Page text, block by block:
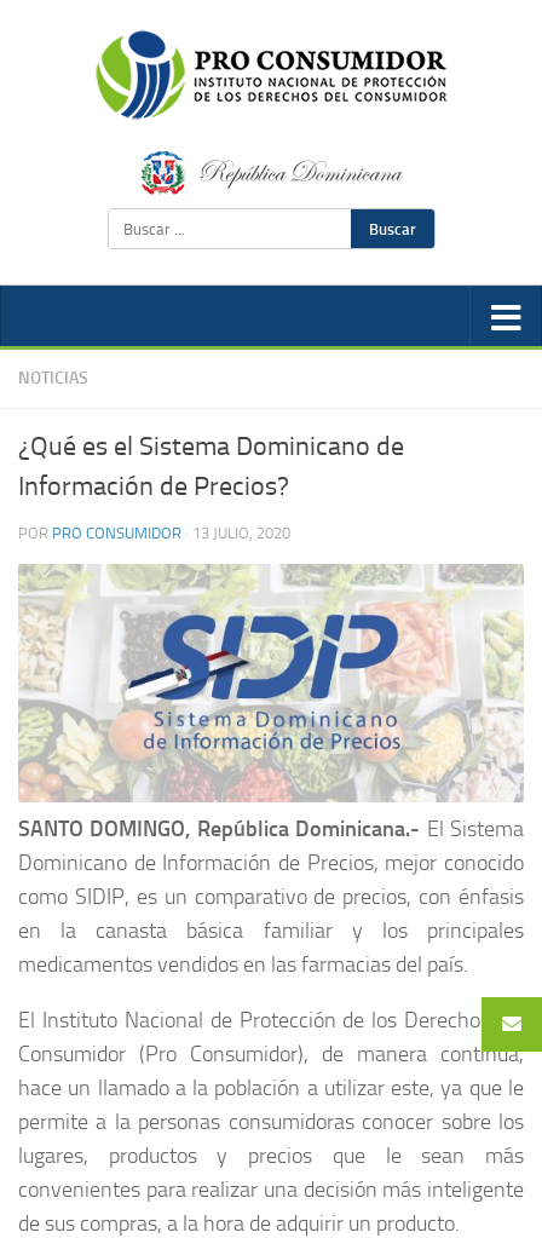
Buscar
NOTICIAS
¿Qué es el Sistema Dominicano de
Información de Precios?
POR PRO CONSUMIDOR · 13 JULIO, 2020
SANTO DOMINGO, República Dominicana.- El Sistema
Dominicano de Información de Precios, mejor conocido
como SIDIP, es un comparativo de precios, con énfasis
en la canasta básica familiar y los principales
medicamentos vendidos en las farmacias del país.
El Instituto Nacional de Protección de los Derechos del
Consumidor (Pro Consumidor), de manera continua,
hace un llamado a la población a utilizar este, ya que le
permite a la personas consumidoras conocer sobre los
lugares, productos y precios que le sean más
convenientes para realizar una decisión más inteligente
de sus compras, a la hora de adquirir un producto.